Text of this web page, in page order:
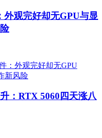
外观完好却无GPU与显
：RTX 5060四天涨八